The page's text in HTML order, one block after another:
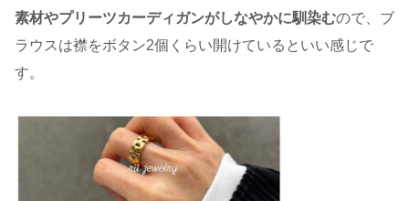
素材やプリーツカーディガンがしなやかに馴染むので、ブ
ラウスは襟をボタン2個くらい開けているといい感じで
す。